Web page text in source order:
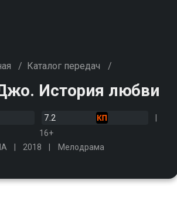
/ Каталог передач /
История любви
7.2
16+
2018 Мелодрама